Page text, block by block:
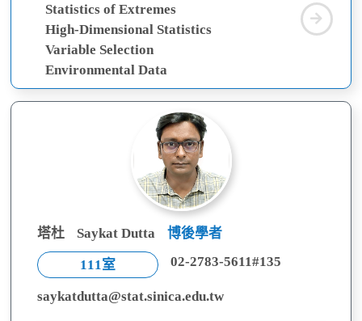
Statistics of Extremes
High-Dimensional Statistics
Variable Selection
Environmental Data
金
妍
塔杜 Saykat Dutta 博後學者
111室 02-2783-5611#135
saykatdutta@stat.sinica.edu.tw